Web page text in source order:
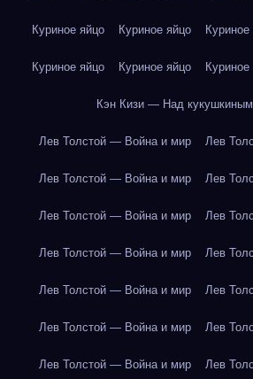
Куриное яйцо Куриное яйцо Куриное
Куриное яйцо Куриное яйцо Куриное
Кэн Кизи — Над кукушкиным
Лев Толстой — Война и мир Лев
Лев Толстой — Война и мир Лев
Лев Толстой — Война и мир Лев
Лев Толстой — Война и мир Лев
Лев Толстой — Война и мир Лев
Лев Толстой — Война и мир Лев
Лев Толстой — Война и мир Лев